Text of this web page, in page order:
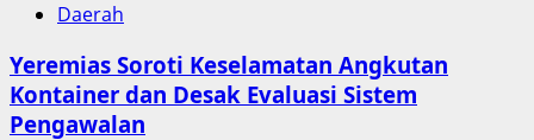
Daerah
Yeremias Soroti Keselamatan Angkutan
Kontainer dan Desak Evaluasi Sistem
Pengawalan